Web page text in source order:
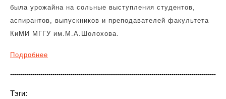
была урожайна на сольные выступления студентов,
аспирантов, выпускников и преподавателей факультета
КиМИ МГГУ им.М.А.Шолохова.
Подробнее
Тэги: